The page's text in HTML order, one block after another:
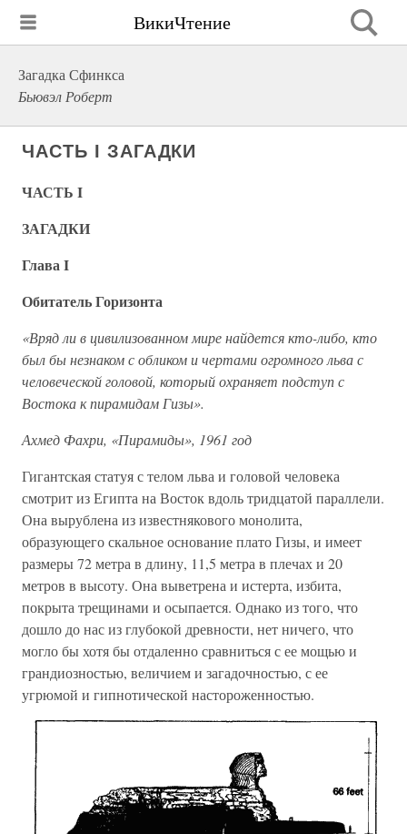
ВикиЧтение
Загадка Сфинкса
Бьювэл Роберт
ЧАСТЬ I ЗАГАДКИ
ЧАСТЬ I
ЗАГАДКИ
Глава I
Обитатель Горизонта
«Вряд ли в цивилизованном мире найдется кто-либо, кто
был бы незнаком с обликом и чертами огромного льва с
человеческой головой, который охраняет подступ с
Востока к пирамидам Гизы».
Ахмед Фахри, «Пирамиды», 1961 год
Гигантская статуя с телом льва и головой человека
смотрит из Египта на Восток вдоль тридцатой параллели.
Она вырублена из известнякового монолита,
образующего скальное основание плато Гизы, и имеет
размеры 72 метра в длину, 11,5 метра в плечах и 20
метров в высоту. Она выветрена и истерта, избита,
покрыта трещинами и осыпается. Однако из того, что
дошло до нас из глубокой древности, нет ничего, что
могло бы хотя бы отдаленно сравниться с ее мощью и
грандиозностью, величием и загадочностью, с ее
угрюмой и гипнотической настороженностью.